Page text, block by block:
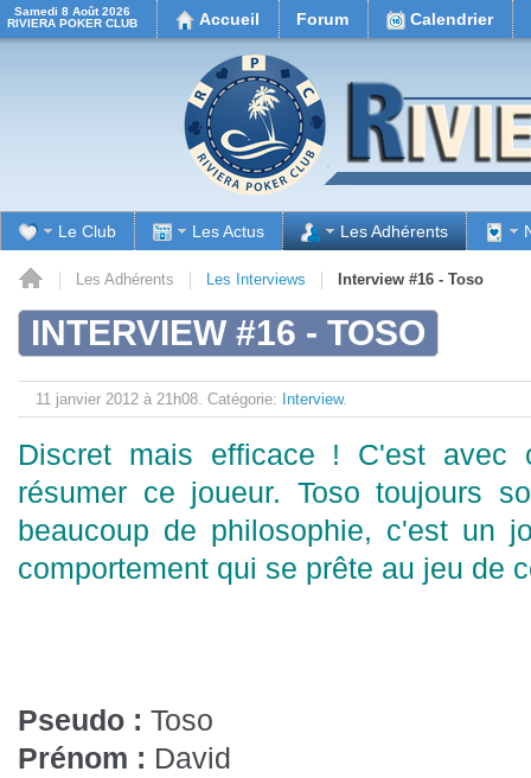
Samedi 8 Août 2026
RIVIERA POKER CLUB
Accueil Forum Calendrier
Le Club Les Actus Les Adhérents
Les Adhérents Les Interviews Interview #16 - Toso
INTERVIEW #16 - TOSO
11 janvier 2012 à 21h08. Catégorie: Interview.
Discret mais efficace ! C'est
résumer ce joueur. Toso toujours
beaucoup de philosophie, c'est un
comportement qui se prête au jeu de
Pseudo : Toso
Prénom : David